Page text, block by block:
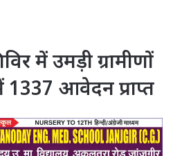
में उमड़ी ग्रामीणों
आवेदन प्राप्त